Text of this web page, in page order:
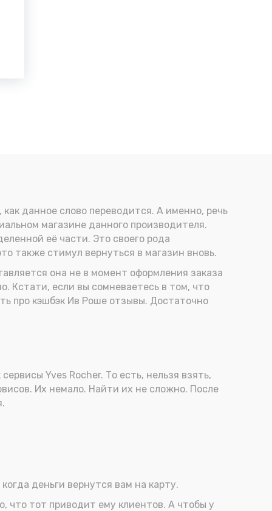
данное слово переводится. А именно, речь
магазине данного производителя.
её части. Это своего рода
также стимул вернуться в магазин вновь.
она не в момент оформления заказа
Кстати, если вы сомневаетесь в том, что
про кэшбэк Ив Роше отзывы. Достаточно
Yves Rocher. То есть, нельзя взять,
Их немало. Найти их не сложно. После
деньги вернутся вам на карту.
что тот приводит ему клиентов. А чтобы у